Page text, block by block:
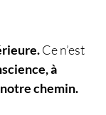
Ce n’est
à
chemin.